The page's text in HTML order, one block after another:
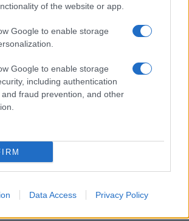
of the website or app.
Google to enable storage
Google to enable storage
including authentication
fraud prevention, and other
Data Access Privacy Policy
a sajátos szóalkotási móddal keletkezett a
nagymamát egykor jobanyának hívták,
a dédanya, ükanya, szépanya is.
a jó melléknév középfoka, ugyanis a
nem hosszú, hanem rövid -b volt a
különb, utótagja pedig az anya szó.
és ennek következtében lassanként
archaizálódott az, hogy ebben az
tagolását, amely a 17. század végétől
> jó banya. A jelentésváltozás a